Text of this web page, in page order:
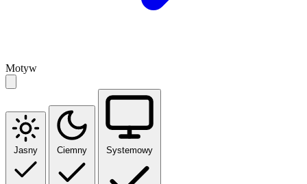
Motyw
Jasny Ciemny Systemowy